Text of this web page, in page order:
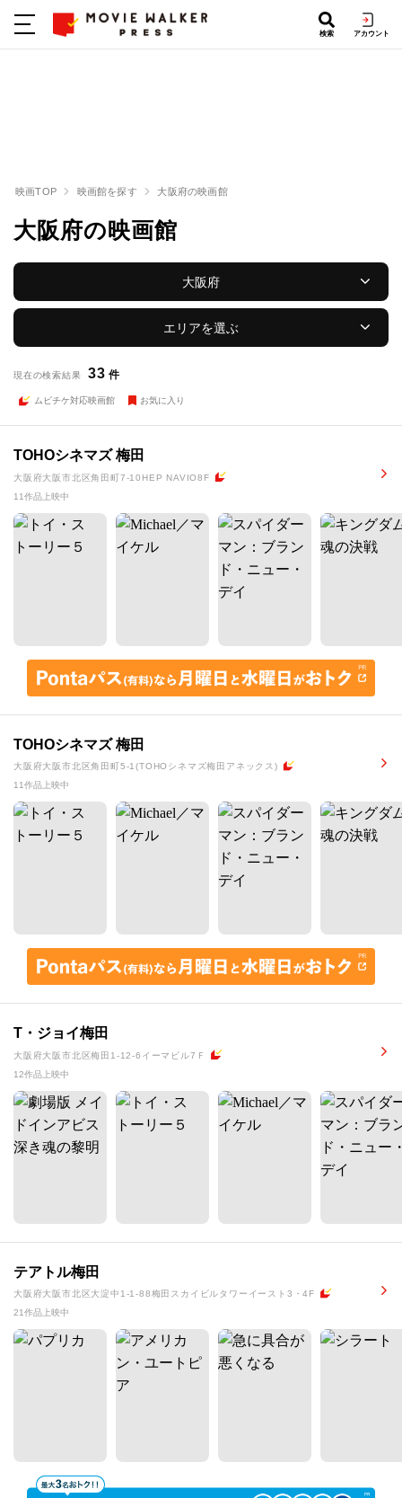
検索 アカウント
映画TOP 映画館を探す 大阪府の映画館
大阪府の映画館
大阪府
エリアを選ぶ
現在の検索結果 33 件
ムビチケ対応映画館 お気に入り
TOHOシネマズ 梅田
大阪府大阪市北区角田町7-10HEP NAVIO8F
11作品上映中
TOHOシネマズ 梅田
大阪府大阪市北区角田町5-1(TOHOシネマズ梅田アネックス)
11作品上映中
T・ジョイ梅田
大阪府大阪市北区梅田1-12-6イーマビル7Ｆ
12作品上映中
テアトル梅田
大阪府大阪市北区大淀中1-1-88梅田スカイビルタワーイースト3・4F
21作品上映中